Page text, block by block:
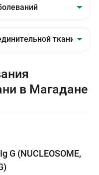
в Магадане
G (NUCLEOSOME,